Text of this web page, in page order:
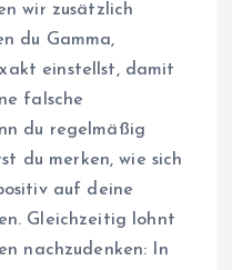
wir zusätzlich
du Gamma,
einstellst, damit
falsche
du regelmäßig
du merken, wie sich
auf deine
Gleichzeitig lohnt
nachzudenken: In